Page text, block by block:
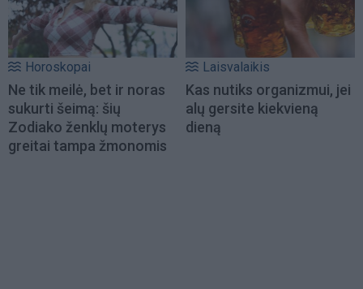
Horoskopai
Ne tik meilė, bet ir noras
sukurti šeimą: šių
Zodiako ženklų moterys
greitai tampa žmonomis
Laisvalaikis
Kas nutiks organizmui, jei
alų gersite kiekvieną
dieną